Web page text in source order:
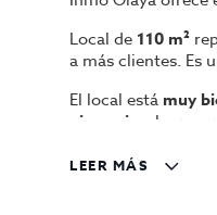
Local de 110 m²
a más clientes. Es
El local está muy
gimnasios
, lo que
Posibilidad de
LEER MÁS